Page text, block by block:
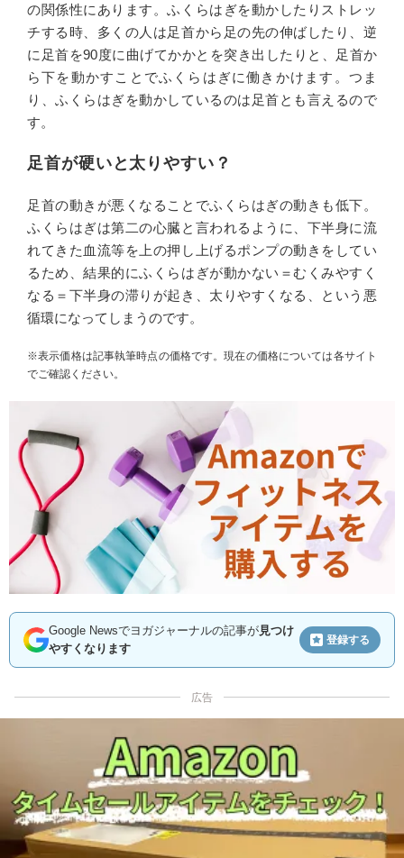
の関係性にあります。ふくらはぎを動かしたりストレッ
チする時、多くの人は足首から足の先の伸ばしたり、逆
に足首を90度に曲げてかかとを突き出したりと、足首か
ら下を動かすことでふくらはぎに働きかけます。つま
り、ふくらはぎを動かしているのは足首とも言えるので
す。
足首が硬いと太りやすい？
足首の動きが悪くなることでふくらはぎの動きも低下。
ふくらはぎは第二の心臓と言われるように、下半身に流
れてきた血流等を上の押し上げるポンプの動きをしてい
るため、結果的にふくらはぎが動かない＝むくみやすく
なる＝下半身の滞りが起き、太りやすくなる、という悪
循環になってしまうのです。
※表示価格は記事執筆時点の価格です。現在の価格については各サイト
でご確認ください。
Google Newsでヨガジャーナルの記事が見つけ
やすくなります
登録する
広告